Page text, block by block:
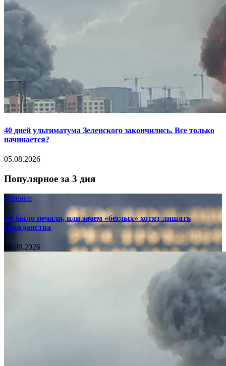
40 дней ультиматума Зеленского закончились. Все только
начинается?
05.08.2026
Популярное за 3 дня
Мнение
Не было печали, или зачем «беглых» хотят лишать
гражданства
06.08.2026